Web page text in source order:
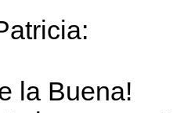
la Buena!